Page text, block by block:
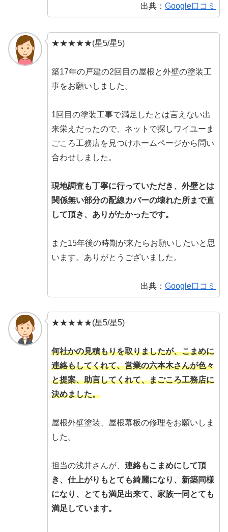
出典： Google口コミ
★★★★★(星5/星5)
築17年の戸建の2回目の屋根と外壁の塗装工
事をお願いしました。
1回目の塗装工事で満足したとは言えない出
来栄えだったので、ネットで探しワイユーま
ごころ工務店を見つけホームページから問い
合わせしました。
現地調査も丁寧に行っていただき、外壁とは
関係無い部分の配線カバーの壊れた所まで直
して頂き、ありがたかったです。
また15年後の時期が来たらお願いしたいと思
います。ありがとうございました。
出典： Google口コミ
★★★★★(星5/星5)
何社かの見積もりを取りましたが、こまめに
連絡もしてくれて、営業の六本木さんが色々
と提案、助言してくれて、まごころ工務店に
決めました。
屋根外壁塗装、屋根幕板の修理をお願いしま
した。
担当の浅井さんが、 連絡もこまめにして頂
き、仕上がりもとても綺麗になり、新築同様
になり、とても満足出来て、家族一同とても
満足しています。